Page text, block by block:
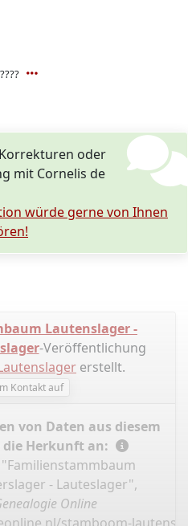
oder
mit Cornelis de
würde gerne von Ihnen
Lautenslager -
-Veröffentlichung
erstellt.
Kontakt auf
von Daten aus diesem
Herkunft an:
- Lauteslager",
Online